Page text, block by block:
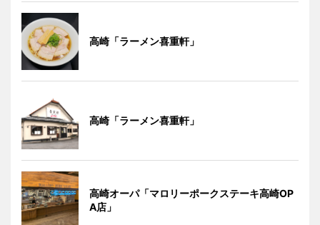
高崎「ラーメン喜重軒」
高崎「ラーメン喜重軒」
高崎オーパ「マロリーポークステーキ高崎OP
A店」